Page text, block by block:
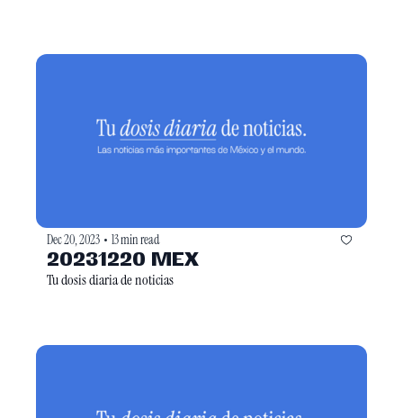
Dec 20, 2023 • 13 min read
20231220 MEX
Tu dosis diaria de noticias